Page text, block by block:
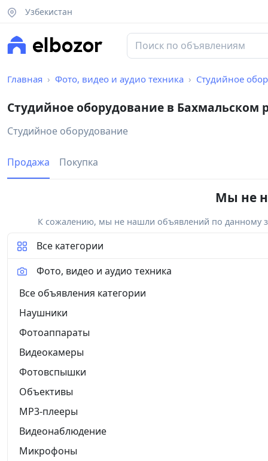
Узбекистан
Главная Фото, видео и аудио техника Студийное
Студийное оборудование в Бахмальском
Студийное оборудование
Продажа Покупка
Мы не
К сожалению, мы не нашли объявлений по данному
Все категории
Фото, видео и аудио техника
Все объявления категории
Наушники
Фотоаппараты
Видеокамеры
Фотовспышки
Объективы
MP3-плееры
Видеонаблюдение
Микрофоны